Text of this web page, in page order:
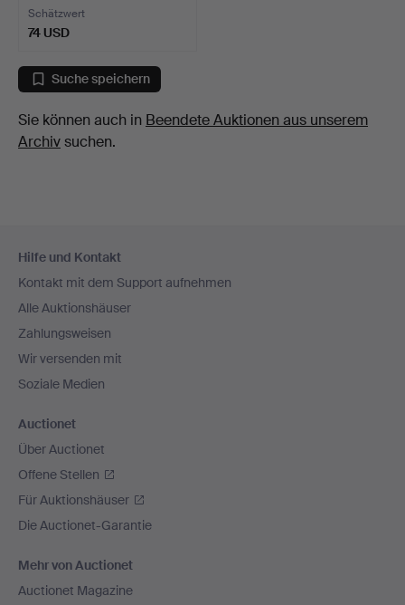
Schätzwert
74 USD
Suche speichern
Sie können auch in Beendete Auktionen aus unserem
Archivsuchen.
Navigation
Hilfe und Kontakt
Kontakt mit dem Support aufnehmen
Alle Auktionshäuser
Zahlungsweisen
Wir versenden mit
Soziale Medien
Auctionet
Über Auctionet
Offene Stellen
Für Auktionshäuser
Die Auctionet-Garantie
Mehr von Auctionet
Auctionet Magazine